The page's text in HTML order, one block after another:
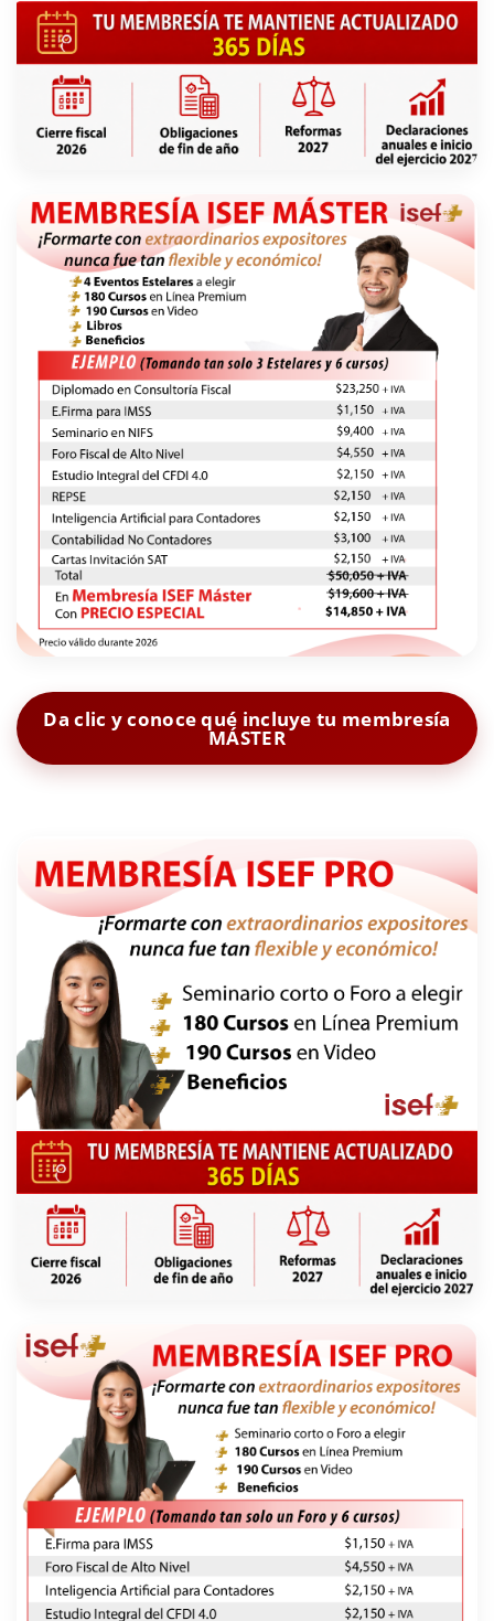
Da clic y conoce qué incluye tu membresía
MÁSTER